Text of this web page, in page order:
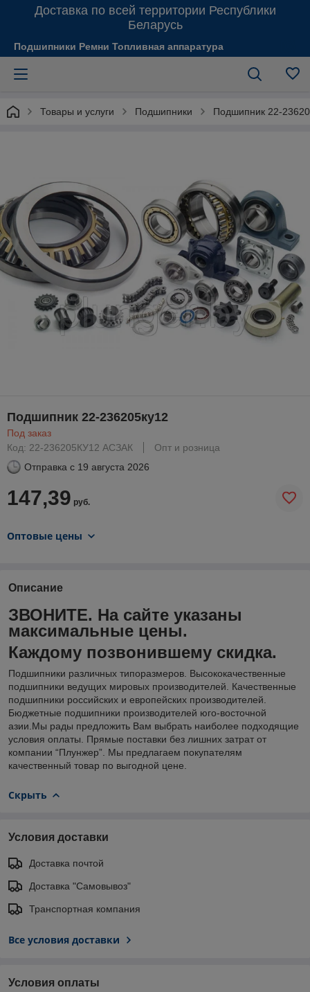
Доставка по всей территории Республики
Беларусь
Подшипники Ремни Топливная аппаратура
Товары и услуги Подшипники Подшипник 22-
Подшипник 22-236205ку12
Под заказ
Код: 22-236205КУ12 АСЗАК
Опт и розница
Отправка с 19 августа 2026
147,39 руб.
Оптовые цены
Описание
ЗВОНИТЕ. На сайте указаны
максимальные цены.
Каждому позвонившему скидка.
Подшипники различных типоразмеров. Высококачественные
подшипники ведущих мировых производителей. Качественные
подшипники российских и европейских производителей.
Бюджетные подшипники производителей юго-восточной
азии.Мы рады предложить Вам выбрать наиболее подходящие
условия оплаты. Прямые поставки без лишних затрат от
компании “Плунжер”. Мы предлагаем покупателям
качественный товар по выгодной цене.
Скрыть
Условия доставки
Доставка почтой
Доставка "Самовывоз"
Транспортная компания
Все условия доставки
Условия оплаты